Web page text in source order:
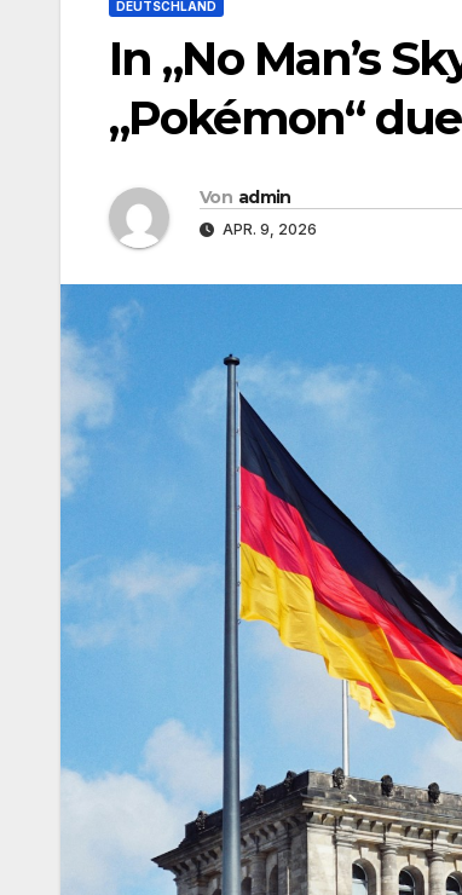
DEUTSCHLAND
In „No Man’s
„Pokémon“
Von admin
APR. 9, 2026